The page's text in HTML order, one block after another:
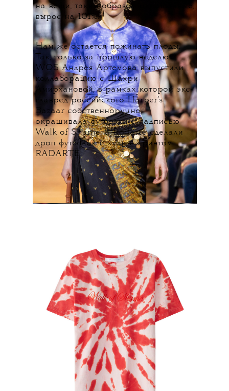
на вещи, таким образом окрашенные,
вырос на 101%.
Нам же остается пожинать плоды.
Так, только за прошлую неделю
WOS Андрея Артемова выпустили
коллаборацию с Шахри
Амирхановой, в рамках которой экс-
главред российского Harper’s
Bazaar собственноручно
окрашивала футболки с надписью
Walk of Shame, а Rodarte сделали
дроп футболок и худи с принтом
RADARTE.